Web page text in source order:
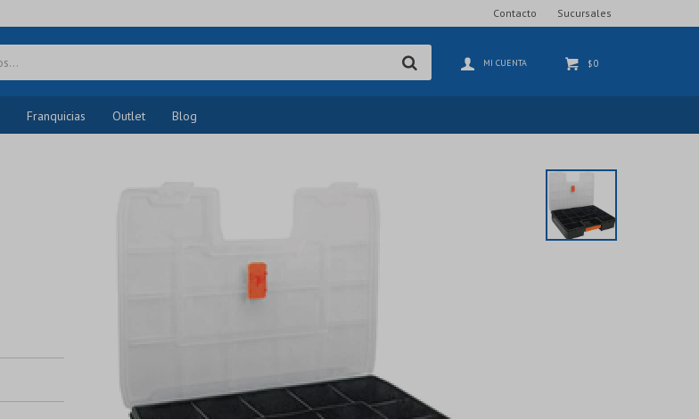
Franquicias Outlet Blog
$0
Contacto Sucursales